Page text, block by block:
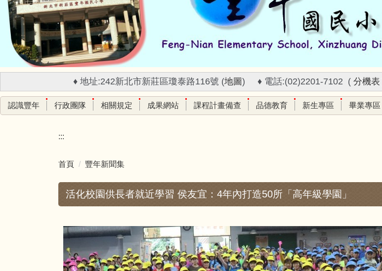
♦ 地址:242新北市新莊區瓊泰路116號 (地圖) ♦ 電話:(02)2201-7102 ( 分機表
認識豐年 行政團隊 相關規定 成果網站 課程計畫備查 品德教育 新生專區 畢業專區
:::
首頁 豐年新聞集
活化校園供長者就近學習 侯友宜：4年內打造50所「高年級學園」